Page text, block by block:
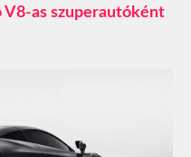
V8-as szuperautóként